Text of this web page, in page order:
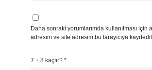
Daha sonraki yorumlarımda kullanılması için
adresim ve site adresim bu tarayıcıya
7 + 8 kaçtır? *